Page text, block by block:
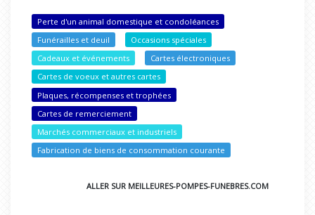
Perte d'un animal domestique et condoléances
Funérailles et deuil
Occasions spéciales
Cadeaux et événements
Cartes électroniques
Cartes de voeux et autres cartes
Plaques, récompenses et trophées
Cartes de remerciement
Marchés commerciaux et industriels
Fabrication de biens de consommation courante
ALLER SUR MEILLEURES-POMPES-FUNEBRES.COM